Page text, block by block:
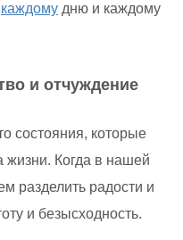
каждому дню и каждому
и отчуждение
состояния, которые
жизни. Когда в нашей
разделить радости и
и безысходность.